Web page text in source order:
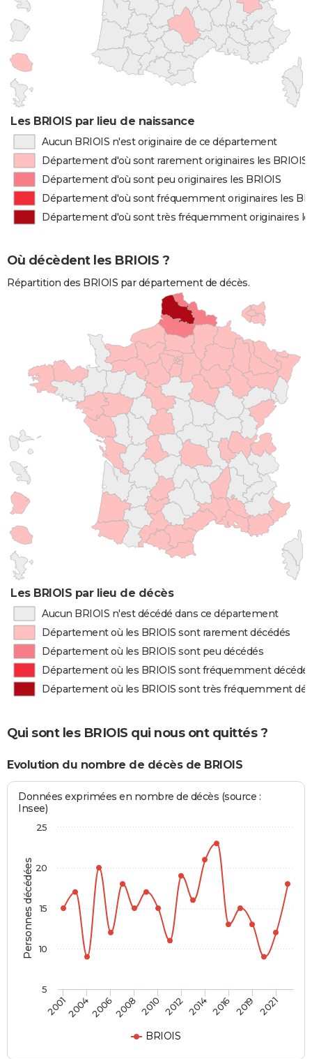
Les BRIOIS par lieu de naissance
Aucun BRIOIS n'est originaire de ce département
Département d'où sont rarement originaires les BRIOIS
Département d'où sont peu originaires les BRIOIS
Département d'où sont fréquemment originaires les
Département d'où sont très fréquemment originaires
Où décèdent les BRIOIS ?
Répartition des BRIOIS par département de décès.
Les BRIOIS par lieu de décès
Aucun BRIOIS n'est décédé dans ce département
Département où les BRIOIS sont rarement décédés
Département où les BRIOIS sont peu décédés
Département où les BRIOIS sont fréquemment
Département où les BRIOIS sont très fréquemment
Qui sont les BRIOIS qui nous ont quittés ?
Evolution du nombre de décès de BRIOIS
Personnes décédées
Données exprimées en nombre de décès (source :
Insee)
BRIOIS
2001200420062008 2010 2012 2014 2016 2019 2021
5
10
15
20
25